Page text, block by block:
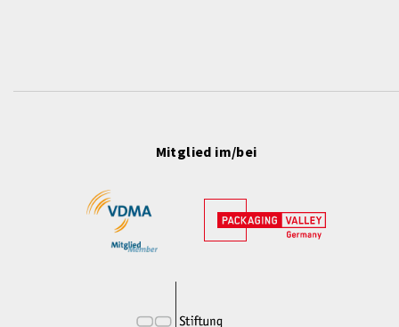
Mitglied im/bei